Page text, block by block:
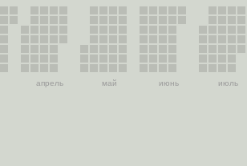
апрель май июнь июль